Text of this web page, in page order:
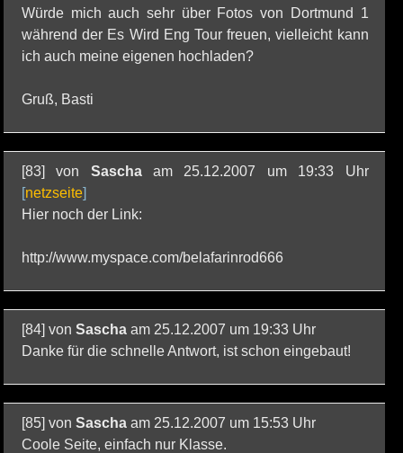
Würde mich auch sehr über Fotos von Dortmund 1
während der Es Wird Eng Tour freuen, vielleicht kann
ich auch meine eigenen hochladen?
Gruß, Basti
[83] von Saschaam 25.12.2007 um 19:33 Uhr
[netzseite]
Hier noch der Link:
http://www.myspace.com/belafarinrod666
[84] von Sascha am 25.12.2007 um 19:33 Uhr
Danke für die schnelle Antwort, ist schon eingebaut!
[85] von Sascha am 25.12.2007 um 15:53 Uhr
Coole Seite, einfach nur Klasse.